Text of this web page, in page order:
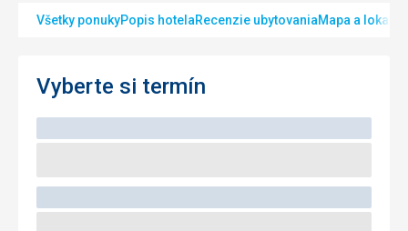
Všetky ponukyPopis hotelaRecenzie ubytovaniaMapa a lokalita
Vyberte si termín